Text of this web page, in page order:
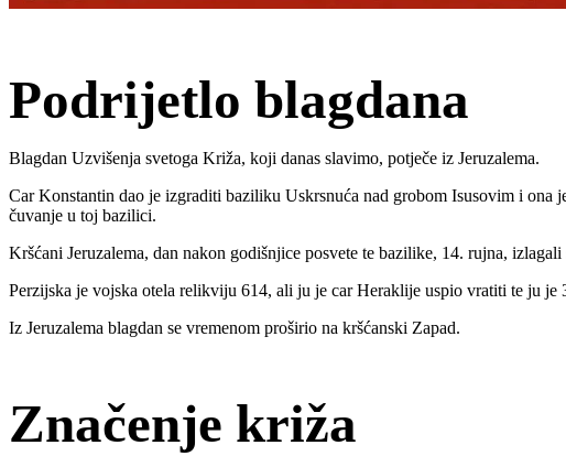
Podrijetlo blagdana
Blagdan Uzvišenja svetoga Križa, koji danas slavimo, potječe iz Jeruzalema.
Car Konstantin dao je izgraditi baziliku Uskrsnuća nad grobom Isusovim i ona
čuvanje u toj bazilici.
Kršćani Jeruzalema, dan nakon godišnjice posvete te bazilike, 14. rujna,
Perzijska je vojska otela relikviju 614, ali ju je car Heraklije uspio vratiti te ju je
Iz Jeruzalema blagdan se vremenom proširio na kršćanski Zapad.
Značenje križa